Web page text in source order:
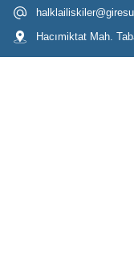
Hacımiktat Mah.